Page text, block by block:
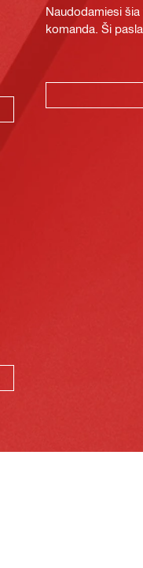
Naudodamiesi
komanda. Ši